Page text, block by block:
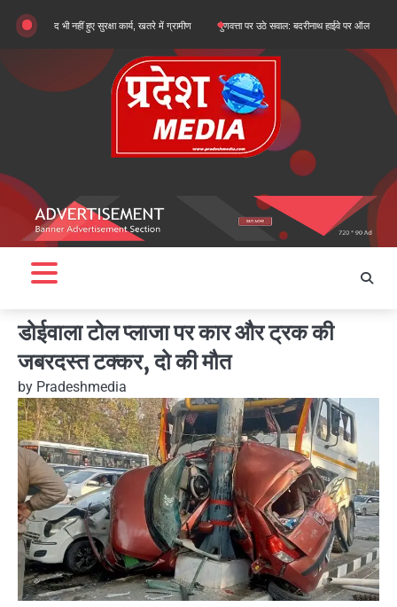
content
भी नहीं हुए सुरक्षा कार्य, खतरे में ग्रामीण गुणवत्ता पर उठे सवाल: बदरीनाथ हाईवे पर ऑल वेदर रोड के
डोईवाला टोल प्लाजा पर कार और ट्रक की
जबरदस्त टक्कर, दो की मौत
by Pradeshmedia